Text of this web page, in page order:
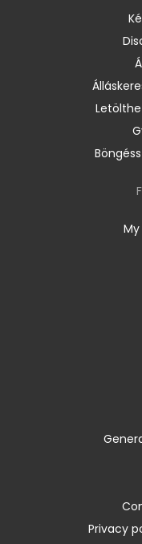
Privacy